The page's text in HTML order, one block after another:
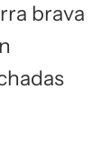
brava